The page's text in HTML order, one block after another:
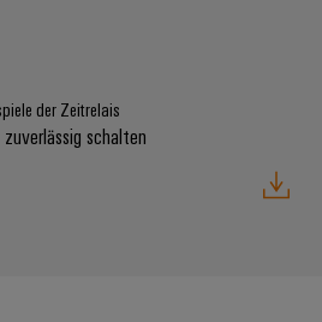
der Zeitrelais
schalten